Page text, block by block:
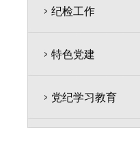
纪检工作
特色党建
党纪学习教育